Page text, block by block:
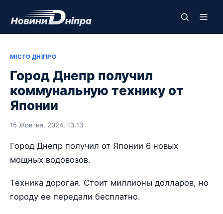
МІСТО ДНІПРО
Город Днепр получил
коммунальную технику от
Японии
15 Жовтня, 2024, 13:13
Город Днепр получил от Японии 6 новых
мощных водовозов.
Техника дорогая. Стоит миллионы долларов, но
городу ее передали бесплатно.